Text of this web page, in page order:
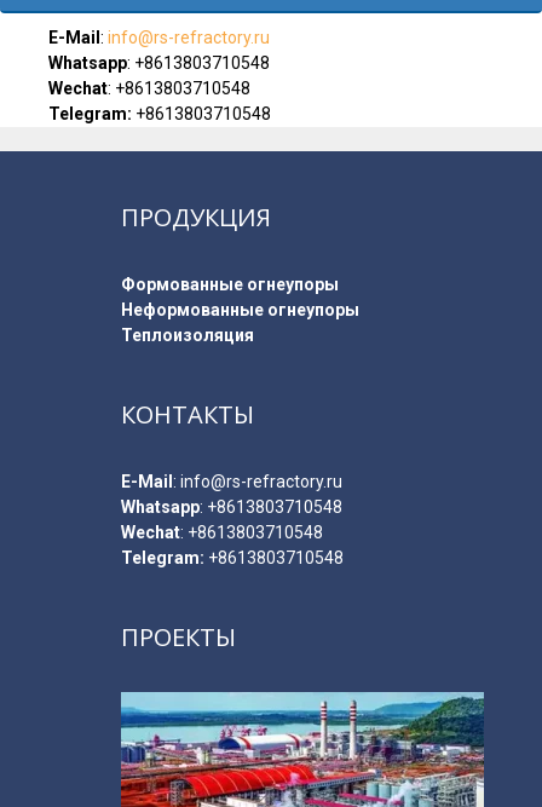
E-Мail : info@rs-refractory.ru
Whatsapp: +8613803710548
Wechat: +8613803710548
Telegram: +8613803710548
ПРОДУКЦИЯ
Формованные огнеупоры
Неформованные огнеупоры
Теплоизоляция
КОНТАКТЫ
E-Мail : info@rs-refractory.ru
Whatsapp: +8613803710548
Wechat: +8613803710548
Telegram: +8613803710548
ПРОЕКТЫ